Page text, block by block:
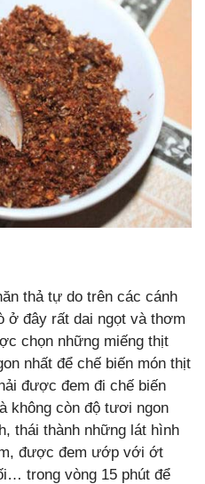
thả tự do trên các cánh
ở đây rất dai ngọt và thơm
chọn những miếng thịt
nhất để chế biến món thịt
được đem đi chế biến
không còn độ tươi ngon
thái thành những lát hình
được đem ướp với ớt
trong vòng 15 phút để